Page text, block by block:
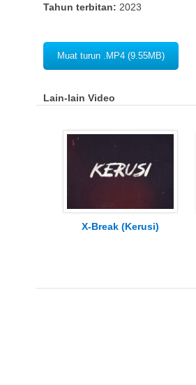
Tahun terbitan: 2023
Muat turun .MP4 (9.55MB)
Lain-lain Video
X-Break (Kerusi)